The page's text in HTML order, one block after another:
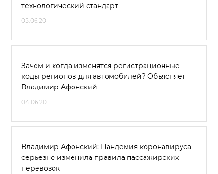
технологический стандарт
05.06.20
Зачем и когда изменятся регистрационные
коды регионов для автомобилей? Объясняет
Владимир Афонский
04.06.20
Владимир Афонский: Пандемия коронавируса
серьезно изменила правила пассажирских
перевозок